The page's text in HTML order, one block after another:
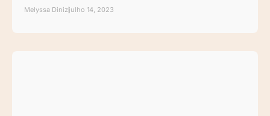
Melyssa Dinizjulho 14, 2023